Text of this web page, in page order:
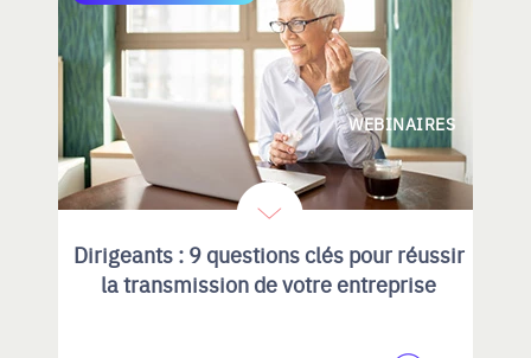
WEBINAIRES
Dirigeants : 9 questions clés pour réussir
la transmission de votre entreprise